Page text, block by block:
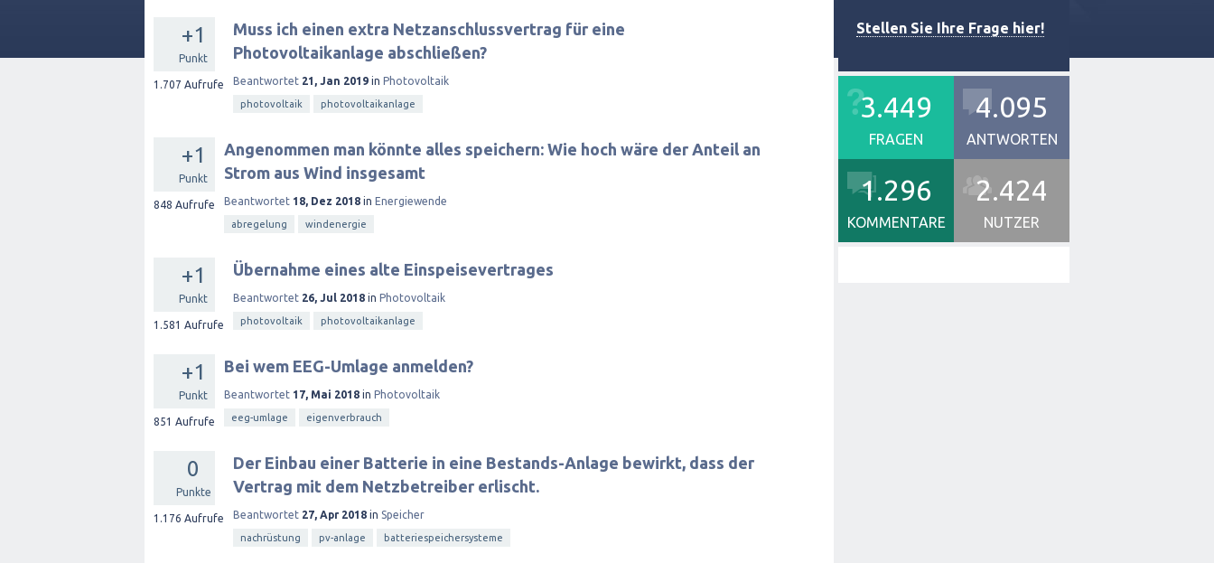
+1
Punkt
1.707 Aufrufe
Muss ich einen extra Netzanschlussvertrag für eine
Photovoltaikanlage abschließen?
Beantwortet 21, Jan 2019 in Photovoltaik
photovoltaik photovoltaikanlage
+1
Punkt
848 Aufrufe
Angenommen man könnte alles speichern: Wie hoch wäre der Anteil an
Strom aus Wind insgesamt
Beantwortet 18, Dez 2018 in Energiewende
abregelung windenergie
+1
Punkt
1.581 Aufrufe
Übernahme eines alte Einspeisevertrages
Beantwortet 26, Jul 2018 in Photovoltaik
photovoltaik photovoltaikanlage
+1
Punkt
851 Aufrufe
Bei wem EEG-Umlage anmelden?
Beantwortet 17, Mai 2018 in Photovoltaik
eeg-umlage eigenverbrauch
0
Punkte
1.176 Aufrufe
Der Einbau einer Batterie in eine Bestands-Anlage bewirkt, dass der
Vertrag mit dem Netzbetreiber erlischt.
Beantwortet 27, Apr 2018 in Speicher
nachrüstung pv-anlage batteriespeichersysteme
Stellen Sie Ihre Frage hier!
3.449
FRAGEN
4.095
ANTWORTEN
1.296
KOMMENTARE
2.424
NUTZER